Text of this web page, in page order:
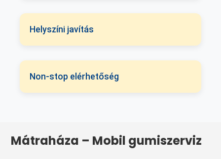
Helyszíni javítás
Non-stop elérhetőség
Mátraháza – Mobil gumiszerviz